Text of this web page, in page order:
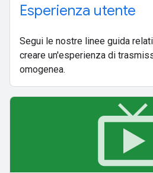
Esperienza utente
Segui le nostre linee guida
creare un'esperienza di
omogenea.